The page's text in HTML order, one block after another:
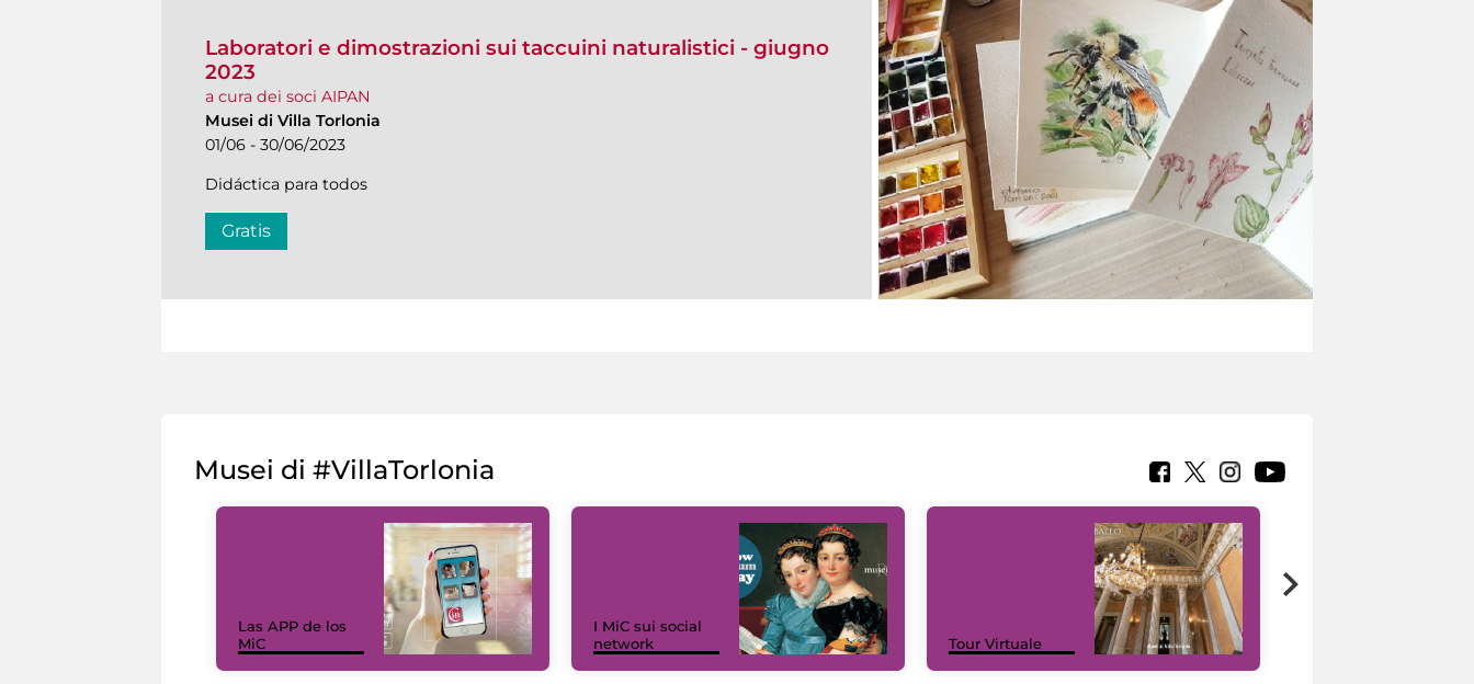
Laboratori e dimostrazioni sui taccuini naturalistici - giugno
2023
a cura dei soci AIPAN
Musei di Villa Torlonia
01/06 - 30/06/2023
Didáctica para todos
Gratis
Musei di #VillaTorlonia
Las APP de los
MiC
I MiC sui social
network
Tour Virtuale